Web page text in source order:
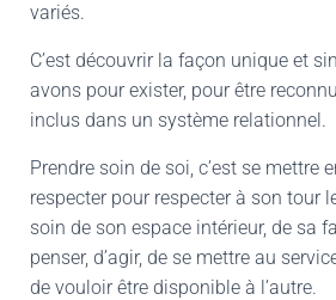
variés.
C’est découvrir la façon unique et
avons pour exister, pour être
inclus dans un système relationnel.
Prendre soin de soi, c’est se mettre
respecter pour respecter à son tour
soin de son espace intérieur, de sa
penser, d’agir, de se mettre au
de vouloir être disponible à l’autre.